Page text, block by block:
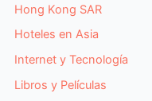
Hong Kong SAR
Hoteles en Asia
Internet y Tecnología
Libros y Películas